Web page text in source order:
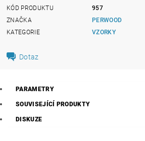
KÓD PRODUKTU
957
ZNAČKA
PERWOOD
KATEGORIE
VZORKY
Dotaz
PARAMETRY
SOUVISEJÍCÍ PRODUKTY
DISKUZE